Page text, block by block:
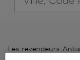
Les revendeurs